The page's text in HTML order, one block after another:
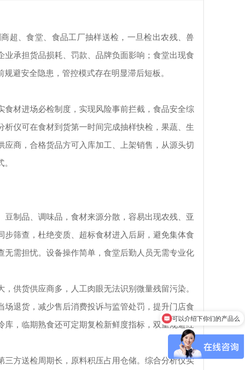
超、食堂、食品工厂抽样送检，一旦检出农残、兽
承担货品损耗、罚款、品牌负面影响；食堂出现食
避安全隐患，管控模式存在明显滞后短板。
材进场必检制度，实现风险事前拦截，食品安全综
仪可在食材到货第一时间完成抽样快检，果蔬、生
商，合格货品方可入库加工、上架销售，从源头切
制品、调味品，食材来源分散，容易出现农残、亚
筛查，杜绝变质、超标食材进入后厨，避免集体食
需担忧。设备操作简单，食堂后勤人员无需专业化
供货供应商多，人工肉眼无法识别微量残留污染。
退货，减少售后消费投诉与监管处罚，提升门店食
，临期熟食还可定期复检新鲜度指标，双重规避经
方送检周期长，原料积压占用仓储。综合分析仪实
可以介绍下你们的产品么